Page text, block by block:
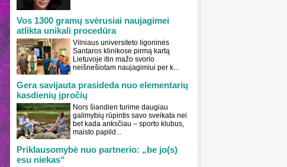
Vos 1300 gramų svėrusiai naujagimei
atlikta unikali procedūra
Vilniaus universiteto ligoninės
Santaros klinikose pirmą kartą
Lietuvoje itin mažo svorio
neišnešiotam naujagimiui per k...
Gera savijauta prasideda nuo elementarių
kasdienių įpročių
Nors šiandien turime daugiau
galimybių rūpintis savo sveikata nei
bet kada anksčiau – sporto klubus,
maisto papild...
Priklausomybė nuo partnerio: „be jo(s)
esu niekas“